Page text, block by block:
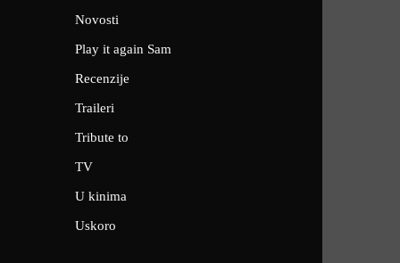
Novosti
Play it again Sam
Recenzije
Traileri
Tribute to
TV
U kinima
Uskoro